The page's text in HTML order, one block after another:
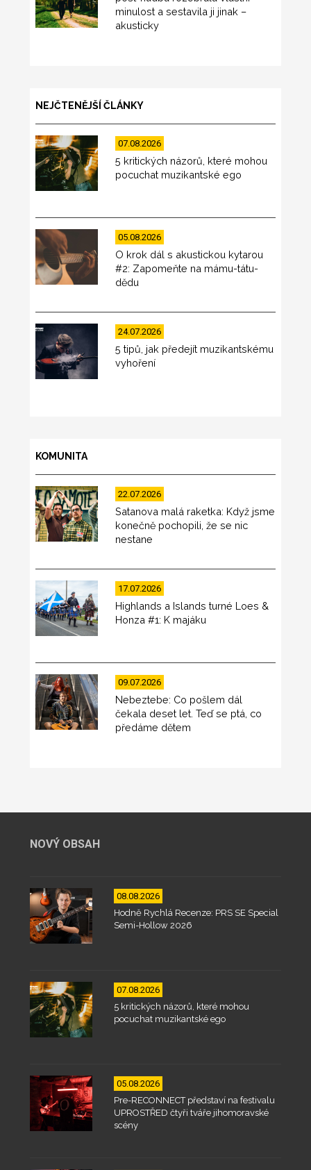
minulost a sestavila ji jinak –
akusticky
NEJČTENĚJŠÍ ČLÁNKY
07.08.2026
5 kritických názorů, které mohou
pocuchat muzikantské ego
05.08.2026
O krok dál s akustickou kytarou
#2: Zapomeňte na mámu-tátu-
dědu
24.07.2026
5 tipů, jak předejít muzikantskému
vyhoření
KOMUNITA
22.07.2026
Satanova malá raketka: Když jsme
konečně pochopili, že se nic
nestane
17.07.2026
Highlands a Islands turné Loes &
Honza #1: K majáku
09.07.2026
Nebeztebe: Co pošlem dál
čekala deset let. Teď se ptá, co
předáme dětem
NOVÝ OBSAH
08.08.2026
Hodně Rychlá Recenze: PRS SE Special
Semi-Hollow 2026
07.08.2026
5 kritických názorů, které mohou
pocuchat muzikantské ego
05.08.2026
Pre-RECONNECT představí na festivalu
UPROSTŘED čtyři tváře jihomoravské
scény